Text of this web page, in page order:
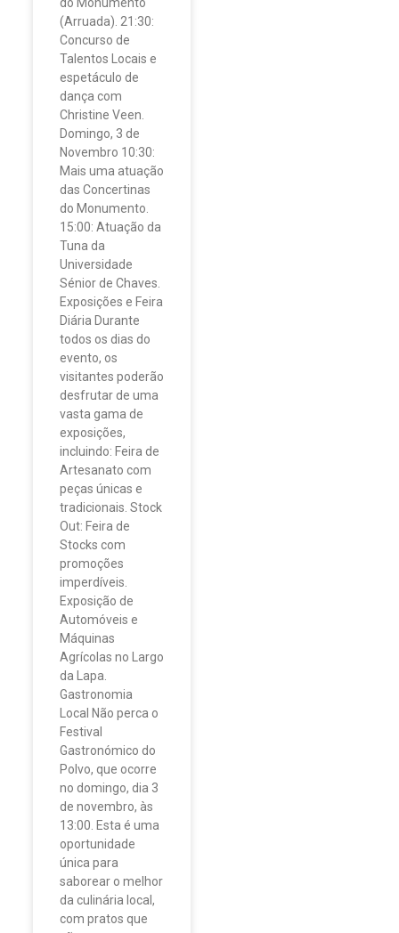
do Monumento
(Arruada). 21:30:
Concurso de
Talentos Locais e
espetáculo de
dança com
Christine Veen.
Domingo, 3 de
Novembro 10:30:
Mais uma atuação
das Concertinas
do Monumento.
15:00: Atuação da
Tuna da
Universidade
Sénior de Chaves.
Exposições e Feira
Diária Durante
todos os dias do
evento, os
visitantes poderão
desfrutar de uma
vasta gama de
exposições,
incluindo: Feira de
Artesanato com
peças únicas e
tradicionais. Stock
Out: Feira de
Stocks com
promoções
imperdíveis.
Exposição de
Automóveis e
Máquinas
Agrícolas no Largo
da Lapa.
Gastronomia
Local Não perca o
Festival
Gastronómico do
Polvo, que ocorre
no domingo, dia 3
de novembro, às
13:00. Esta é uma
oportunidade
única para
saborear o melhor
da culinária local,
com pratos que